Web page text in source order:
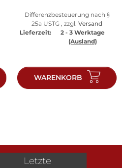
Differenzbesteuerung nach §
25a USTG , zzgl. Versand
Lieferzeit:
2 - 3 Werktage
(Ausland)
WARENKORB
Letzte